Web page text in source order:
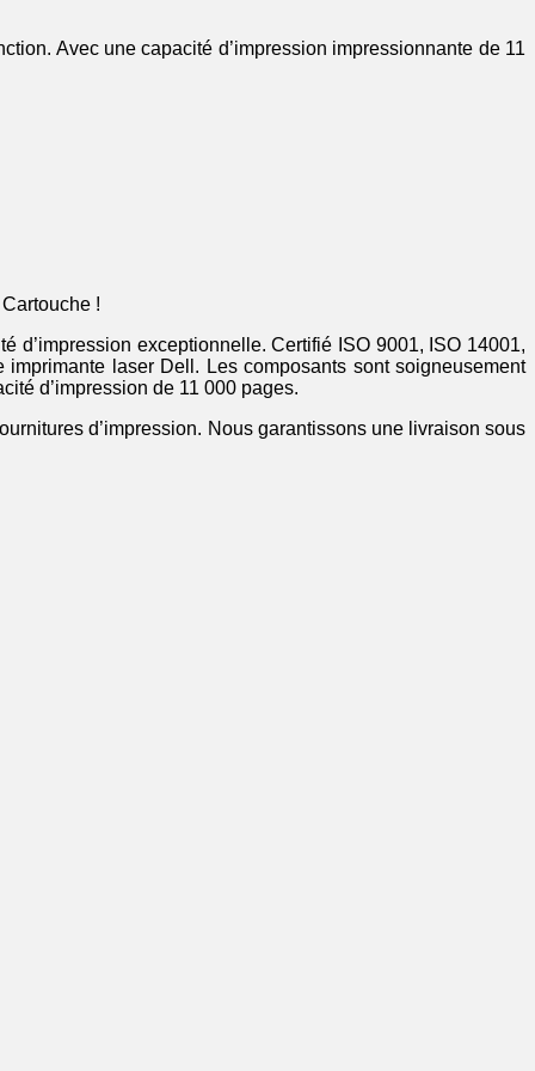
Avec une capacité d’impression impressionnante de 11
!
d’impression exceptionnelle. Certifié ISO 9001, ISO 14001,
laser Dell. Les composants sont soigneusement
d’impression de 11 000 pages.
d’impression. Nous garantissons une livraison sous